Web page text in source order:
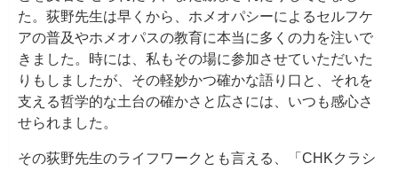
た。荻野先生は早くから、ホメオパシーによるセルフケ
アの普及やホメオパスの教育に本当に多くの力を注いで
きました。時には、私もその場に参加させていただいた
りもしましたが、その軽妙かつ確かな語り口と、それを
支える哲学的な土台の確かさと広さには、いつも感心さ
せられました。
その荻野先生のライフワークとも言える、「CHKクラシ